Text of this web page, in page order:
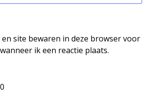
site bewaren in deze browser voor
ik een reactie plaats.
0